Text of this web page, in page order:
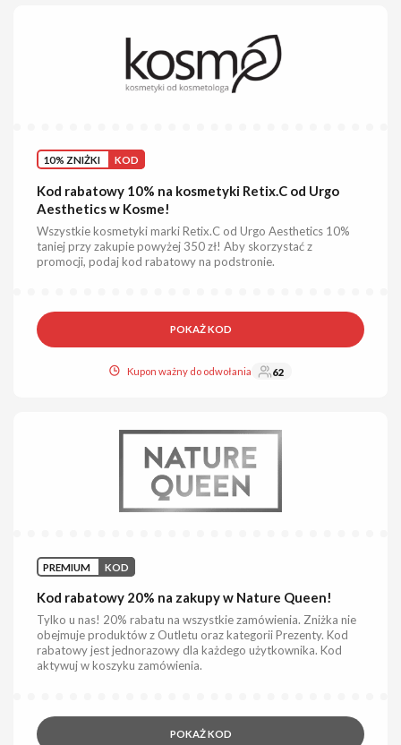
10% ZNIŻKI KOD
Kod rabatowy 10% na kosmetyki Retix.C od Urgo
Aesthetics w Kosme!
Wszystkie kosmetyki marki Retix.C od Urgo Aesthetics 10%
taniej przy zakupie powyżej 350 zł! Aby skorzystać z
promocji, podaj kod rabatowy na podstronie.
POKAŻ KOD
Kupon ważny do odwołania 62
PREMIUM KOD
Kod rabatowy 20% na zakupy w Nature Queen!
Tylko u nas! 20% rabatu na wszystkie zamówienia. Zniżka nie
obejmuje produktów z Outletu oraz kategorii Prezenty. Kod
rabatowy jest jednorazowy dla każdego użytkownika. Kod
aktywuj w koszyku zamówienia.
POKAŻ KOD